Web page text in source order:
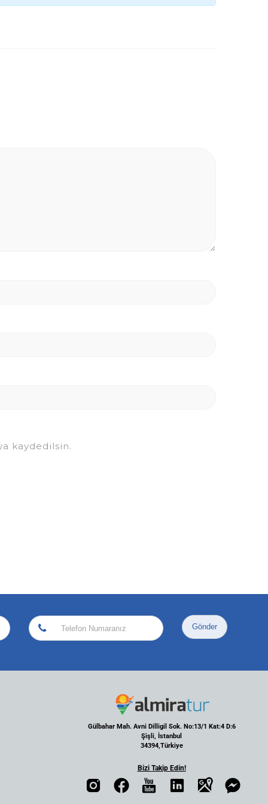
kaydedilsin.
Gönder
Gülbahar Mah. Avni Dilligil Sok. No:13/1 Kat:4 D:6
Şişli, İstanbul
34394,Türkiye
Bizi Takip Edin!